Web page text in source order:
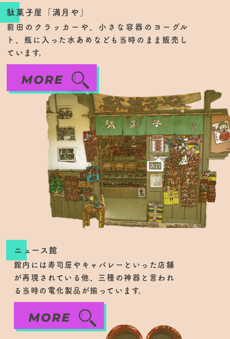
駄菓子屋「満月や」
前田のクラッカーや、小さな容器のヨーグル
ト、瓶に入った水あめなども当時のまま販売し
ています。
ニュース館
館内には寿司屋やキャバレーといった店舗
が再現されている他、三種の神器と言われ
る当時の電化製品が揃っています。